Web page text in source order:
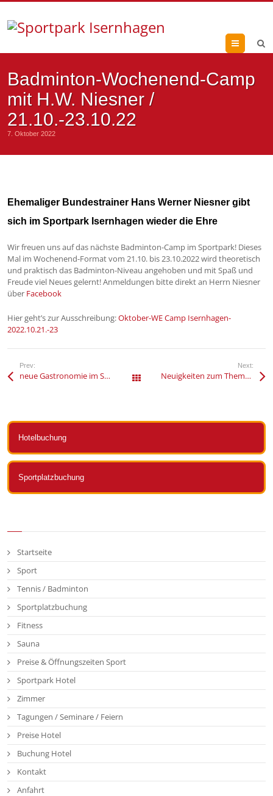
Menu
Badminton-Wochenend-Camp
mit H.W. Niesner /
21.10.-23.10.22
7. Oktober 2022
Ehemaliger Bundestrainer Hans Werner Niesner gibt
sich im Sportpark Isernhagen wieder die Ehre
Wir freuen uns auf das nächste Badminton-Camp im Sportpark! Dieses
Mal im Wochenend-Format vom 21.10. bis 23.10.2022 wird theoretisch
und praktisch das Badminton-Niveau angehoben und mit Spaß und
Freude viel Neues gelernt! Anmeldungen bitte direkt an Herrn Niesner
über Facebook
Hier geht’s zur Ausschreibung:Oktober-WE Camp Isernhagen-
2022.10.21.-23
Prev:
neue Gastronomie im Sportpark Isernhagen – Herzlich Willkommen Team Amaro Alle Beiträge
Next:
Neuigkeiten zum Thema Schwitzen (in Sauna und/oder Fitnessstudio)
Hotelbuchung
Sportplatzbuchung
Startseite
Sport
Tennis / Badminton
Sportplatzbuchung
Fitness
Sauna
Preise & Öffnungszeiten Sport
Sportpark Hotel
Zimmer
Tagungen / Seminare / Feiern
Preise Hotel
Buchung Hotel
Kontakt
Anfahrt